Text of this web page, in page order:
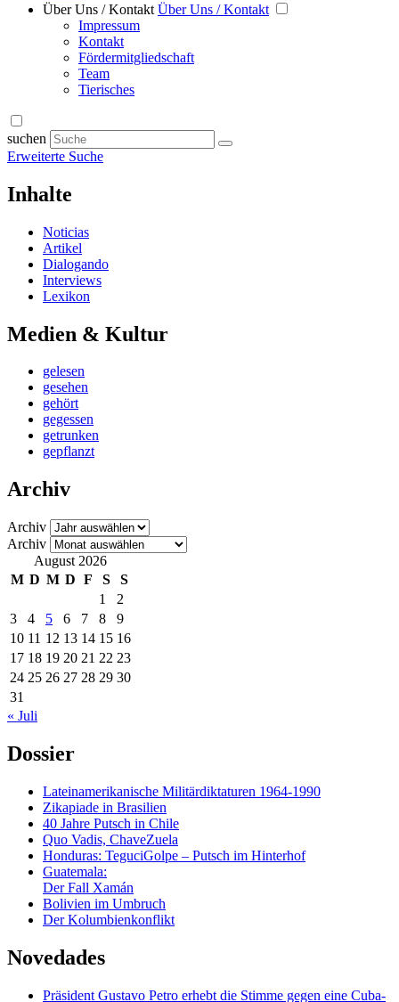
Über Uns / Kontakt Über Uns / Kontakt
Impressum
Kontakt
Fördermitgliedschaft
Team
Tierisches
suchen
Erweiterte Suche
Inhalte
Noticias
Artikel
Dialogando
Interviews
Lexikon
Medien & Kultur
gelesen
gesehen
gehört
gegessen
getrunken
gepflanzt
Archiv
Archiv
Archiv
August 2026
M D M D F S
S
1
2
3
4 5 6 7 8
9
10 11 12 13 14 15 16
17 18 19 20 21 22 23
24 25 26 27 28 29 30
31
« Juli
Dossier
Lateinamerikanische Militärdiktaturen 1964-1990
Zikapiade in Brasilien
40 Jahre Putsch in Chile
Quo Vadis, ChaveZuela
Honduras: TeguciGolpe – Putsch im Hinterhof
Guatemala:
Der Fall Xamán
Bolivien im Umbruch
Der Kolumbienkonflikt
Novedades
Präsident Gustavo Petro erhebt die Stimme gegen eine Cuba-